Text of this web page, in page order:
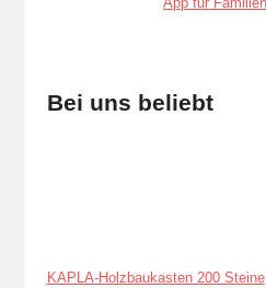
Bei uns beliebt
KAPLA-Holzbaukasten 200 Steine